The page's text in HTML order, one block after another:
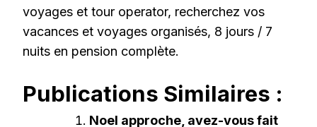
voyages et tour operator, recherchez vos
vacances et voyages organisés, 8 jours / 7
nuits en pension complète.
Publications Similaires :
Noel approche, avez-vous fait